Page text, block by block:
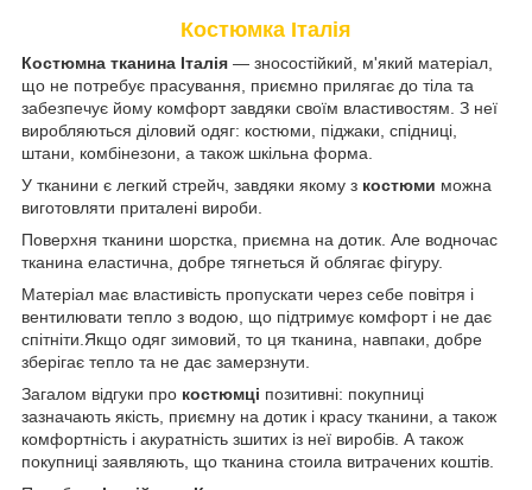
Костюмка Італія
Костюмна тканина Італія — зносостійкий, м'який матеріал,
що не потребує прасування, приємно прилягає до тіла та
забезпечує йому комфорт завдяки своїм властивостям. З неї
виробляються діловий одяг: костюми, піджаки, спідниці,
штани, комбінезони, а також шкільна форма.
У тканини є легкий стрейч, завдяки якому з костюми можна
виготовляти приталені вироби.
Поверхня тканини шорстка, приємна на дотик. Але водночас
тканина еластична, добре тягнеться й облягає фігуру.
Матеріал має властивість пропускати через себе повітря і
вентилювати тепло з водою, що підтримує комфорт і не дає
спітніти.Якщо одяг зимовий, то ця тканина, навпаки, добре
зберігає тепло та не дає замерзнути.
Загалом відгуки про костюмці позитивні: покупниці
зазначають якість, приємну на дотик і красу тканини, а також
комфортність і акуратність зшитих із неї виробів. А також
покупниці заявляють, що тканина стоила витрачених коштів.